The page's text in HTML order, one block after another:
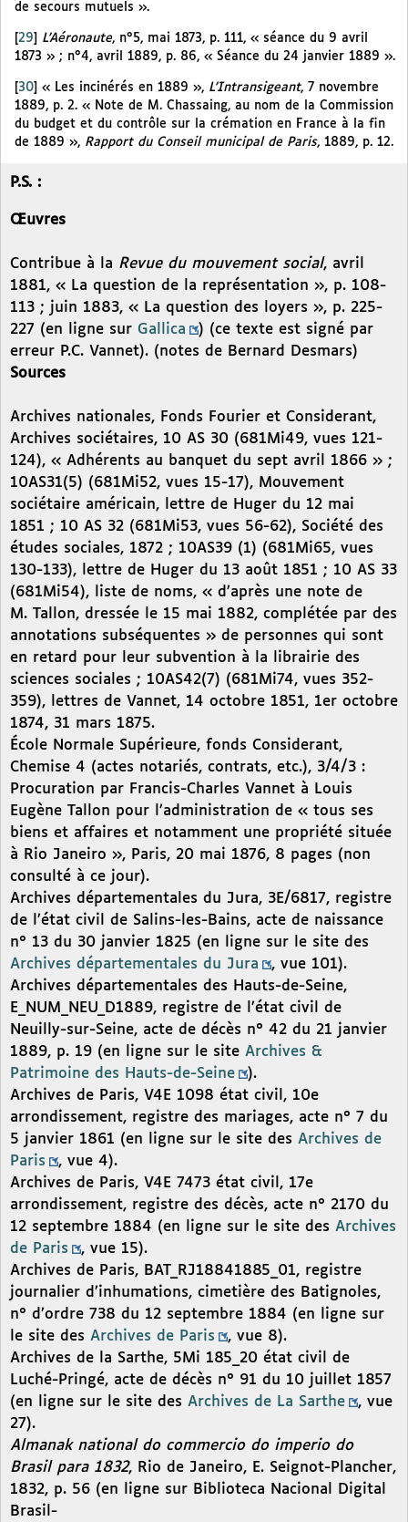
de secours mutuels ».
29 L’Aéronaute, n°5, mai 1873, p. 111, « séance du 9 avril
1873 » ; n°4, avril 1889, p. 86, « Séance du 24 janvier 1889 ».
[30] « Les incinérés en 1889 », L’Intransigeant, 7 novembre
1889, p. 2. « Note de M. Chassaing, au nom de la Commission
du budget et du contrôle sur la crémation en France à la fin
de 1889 », Rapport du Conseil municipal de Paris, 1889, p. 12.
P.S. :
Œuvres
Contribue à la Revue du mouvement social, avril
1881, « La question de la représentation », p. 108-
113 ; juin 1883, « La question des loyers », p. 225-
227 (en ligne sur Gallica
) (ce texte est signé par
erreur P.C. Vannet). (notes de Bernard Desmars)
Sources
Archives nationales, Fonds Fourier et Considerant,
Archives sociétaires, 10 AS 30 (681Mi49, vues 121-
124), « Adhérents au banquet du sept avril 1866 » ;
10AS31(5) (681Mi52, vues 15-17), Mouvement
sociétaire américain, lettre de Huger du 12 mai
1851 ; 10 AS 32 (681Mi53, vues 56-62), Société des
études sociales, 1872 ; 10AS39 (1) (681Mi65, vues
130-133), lettre de Huger du 13 août 1851 ; 10 AS 33
(681Mi54), liste de noms, « d’après une note de
M. Tallon, dressée le 15 mai 1882, complétée par des
annotations subséquentes » de personnes qui sont
en retard pour leur subvention à la librairie des
sciences sociales ; 10AS42(7) (681Mi74, vues 352-
359), lettres de Vannet, 14 octobre 1851, 1er octobre
1874, 31 mars 1875.
École Normale Supérieure, fonds Considerant,
Chemise 4 (actes notariés, contrats, etc.), 3/4/3 :
Procuration par Francis-Charles Vannet à Louis
Eugène Tallon pour l’administration de « tous ses
biens et affaires et notamment une propriété située
à Rio Janeiro », Paris, 20 mai 1876, 8 pages (non
consulté à ce jour).
Archives départementales du Jura, 3E/6817, registre
de l’état civil de Salins-les-Bains, acte de naissance
n° 13 du 30 janvier 1825 (en ligne sur le site des
Archives départementales du Jura
, vue 101).
Archives départementales des Hauts-de-Seine,
E_NUM_NEU_D1889, registre de l’état civil de
Neuilly-sur-Seine, acte de décès n° 42 du 21 janvier
1889, p. 19 (en ligne sur le site Archives &
Patrimoine des Hauts-de-Seine
).
Archives de Paris, V4E 1098 état civil, 10e
arrondissement, registre des mariages, acte n° 7 du
5 janvier 1861 (en ligne sur le site des Archives de
Paris
, vue 4).
Archives de Paris, V4E 7473 état civil, 17e
arrondissement, registre des décès, acte n° 2170 du
12 septembre 1884 (en ligne sur le site des Archives
de Paris
, vue 15).
Archives de Paris, BAT_RJ18841885_01, registre
journalier d’inhumations, cimetière des Batignoles,
n° d’ordre 738 du 12 septembre 1884 (en ligne sur
le site des Archives de Paris
, vue 8).
Archives de la Sarthe, 5Mi 185_20 état civil de
Luché-Pringé, acte de décès n° 91 du 10 juillet 1857
(en ligne sur le site des Archives de La Sarthe
, vue
27).
Almanak national do commercio do imperio do
Brasil para 1832, Rio de Janeiro, E. Seignot-Plancher,
1832, p. 56 (en ligne sur Biblioteca Nacional Digital
Brasil-